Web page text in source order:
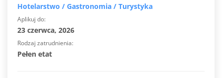
Hotelarstwo / Gastronomia / Turystyka
Aplikuj do
23 czerwca, 2026
Rodzaj zatrudnienia
Pełen etat